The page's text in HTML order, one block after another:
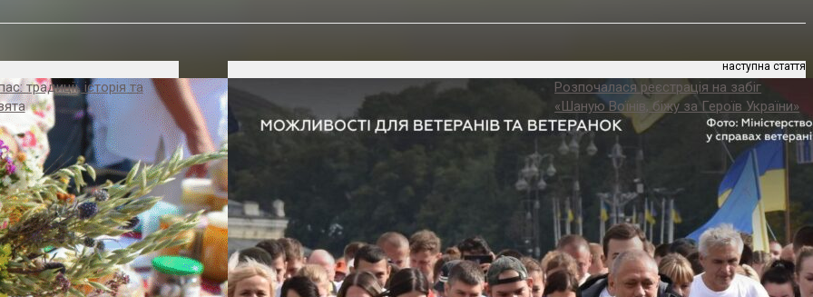
традиції, історія та
наступна стаття
Розпочалася реєстрація на забіг
«Шаную Воїнів, біжу за Героїв України»